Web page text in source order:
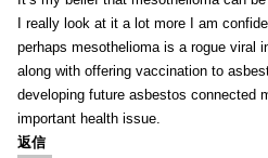
I really look at it a lot more I am
perhaps mesothelioma is a rogue viral
along with offering vaccination to
developing future asbestos connected
important health issue.
返信